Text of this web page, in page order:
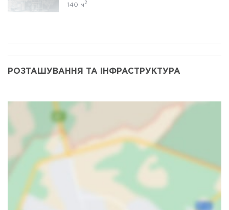
140 м 2
РОЗТАШУВАННЯ ТА ІНФРАСТРУКТУРА